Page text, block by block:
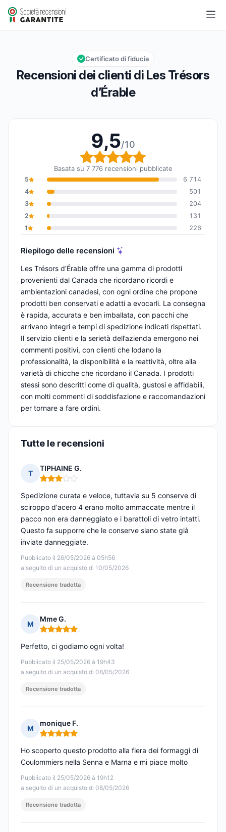
Les Trésors d’Érable
Valutazione globale: 9,5 su 10
9,5/10
Recensioni dei clienti di Les Trésors
d’Érable
Certificato di fiducia
9,5/10
Valutazione globale:
Basata su 7 776 recensioni pubblicate
5
6 714
4
501
3
204
2
131
1
226
Riepilogo delle recensioni
Les Trésors d'Érable offre una gamma di prodotti
provenienti dal Canada che ricordano ricordi e
ambientazioni canadesi, con ogni ordine che propone
prodotti ben conservati e adatti a evocarli. La consegna
è rapida, accurata e ben imballata, con pacchi che
arrivano integri e tempi di spedizione indicati rispettati.
Il servizio clienti e la serietà dell’azienda emergono nei
commenti positivi, con clienti che lodano la
professionalità, la disponibilità e la reattività, oltre alla
varietà di chicche che ricordano il Canada. I prodotti
stessi sono descritti come di qualità, gustosi e affidabili,
con molti commenti di soddisfazione e raccomandazioni
per tornare a fare ordini.
Tutte le recensioni
T
TIPHAINE G.
Nota: 3 su 5
Pubblicato il 26/05/2026 à 05h56
a seguito di un acquisto di 10/05/2026
Spedizione curata e veloce, tuttavia su 5 conserve di
sciroppo d'acero 4 erano molto ammaccate mentre il
pacco non era danneggiato e i barattoli di vetro intatti.
Questo fa supporre che le conserve siano state già
inviate danneggiate.
Recensione tradotta
M
Mme G.
Nota: 5 su 5
Pubblicato il 25/05/2026 à 19h43
a seguito di un acquisto di 08/05/2026
Perfetto, ci godiamo ogni volta!
Recensione tradotta
M
monique F.
Nota: 5 su 5
Pubblicato il 25/05/2026 à 19h12
a seguito di un acquisto di 08/05/2026
Ho scoperto questo prodotto alla fiera dei formaggi di
Coulommiers nella Senna e Marna e mi piace molto
Recensione tradotta